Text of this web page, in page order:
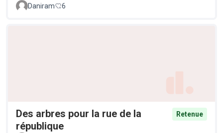
Daniram 6
Des arbres pour la rue de la
république
Retenue